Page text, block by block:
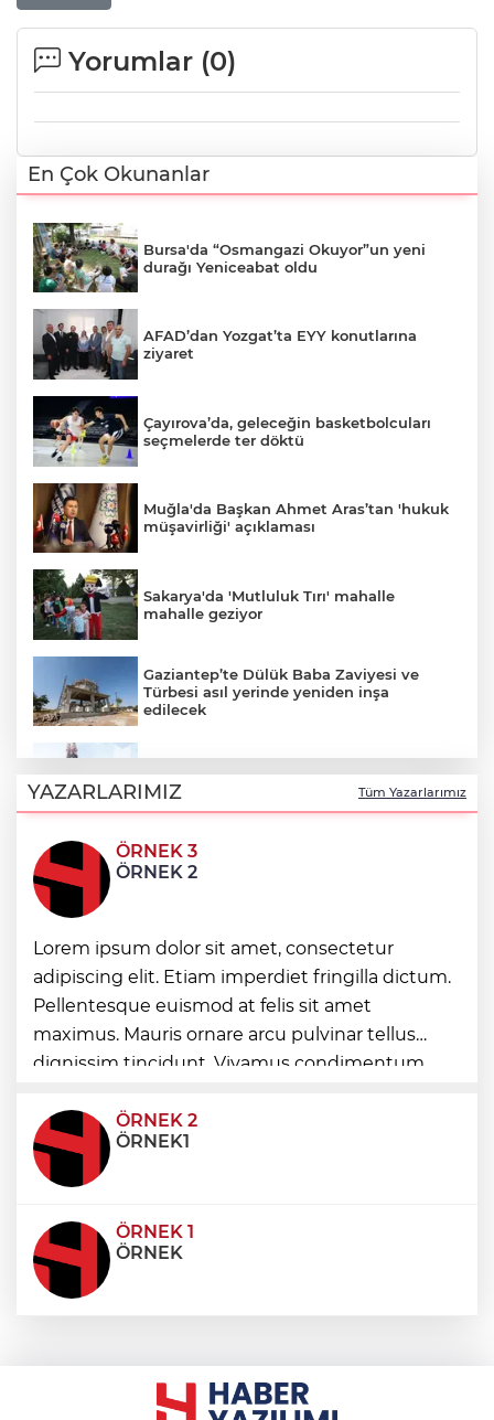
Yorumlar (0)
En Çok Okunanlar
Bursa'da “Osmangazi Okuyor”un yeni
durağı Yeniceabat oldu
AFAD’dan Yozgat’ta EYY konutlarına
ziyaret
Çayırova’da, geleceğin basketbolcuları
seçmelerde ter döktü
Muğla'da Başkan Ahmet Aras’tan 'hukuk
müşavirliği' açıklaması
Sakarya'da 'Mutluluk Tırı' mahalle
mahalle geziyor
Gaziantep’te Dülük Baba Zaviyesi ve
Türbesi asıl yerinde yeniden inşa
edilecek
kuyusu tamamladı
Manisa Büyükşehir’den Kula’da 12,5
kilometrelik yol hamlesi
Böbrekleri sessizce tehdit eden üç
hastalık
Avcılar açıklarında tekne arızası 6 kişi
kurtarıldı
YAZARLARIMIZ Tüm Yazarlarımız
ÖRNEK 3
ÖRNEK 2
Lorem ipsum dolor sit amet, consectetur
adipiscing elit. Etiam imperdiet fringilla dictum.
Pellentesque euismod at felis sit amet
maximus. Mauris ornare arcu pulvinar tellus
dignissim tincidunt. Vivamus condimentum
condimentum eros et, faucibus sapien. Praese
ÖRNEK 2
ÖRNEK1
ÖRNEK 1
ÖRNEK